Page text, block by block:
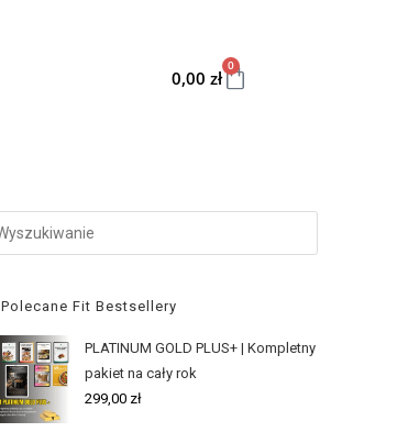
0,00 zł
0
Polecane Fit Bestsellery
PLATINUM GOLD PLUS+ | Kompletny
pakiet na cały rok
299,00 zł